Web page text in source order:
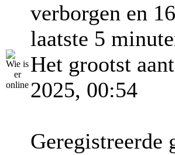
verborgen en
laatste 5
Het grootst
2025, 00:54
Geregistreerde